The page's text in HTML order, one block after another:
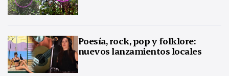
Poesía, rock, pop y folklore:
nuevos lanzamientos locales